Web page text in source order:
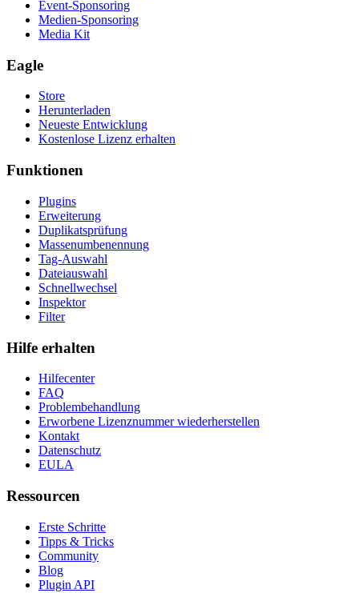
Event-Sponsoring
Medien-Sponsoring
Media Kit
Eagle
Store
Herunterladen
Neueste Entwicklung
Kostenlose Lizenz erhalten
Funktionen
Plugins
Erweiterung
Duplikatsprüfung
Massenumbenennung
Tag-Auswahl
Dateiauswahl
Schnellwechsel
Inspektor
Filter
Hilfe erhalten
Hilfecenter
FAQ
Problembehandlung
Erworbene Lizenznummer wiederherstellen
Kontakt
Datenschutz
EULA
Ressourcen
Erste Schritte
Tipps & Tricks
Community
Blog
Plugin API